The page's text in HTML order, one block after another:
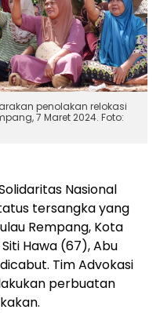
penolakan relokasi
7 Maret 2024. Foto:
Nasional
tersangka yang
Rempang, Kota
Hawa (67), Abu
Tim Advokasi
perbuatan